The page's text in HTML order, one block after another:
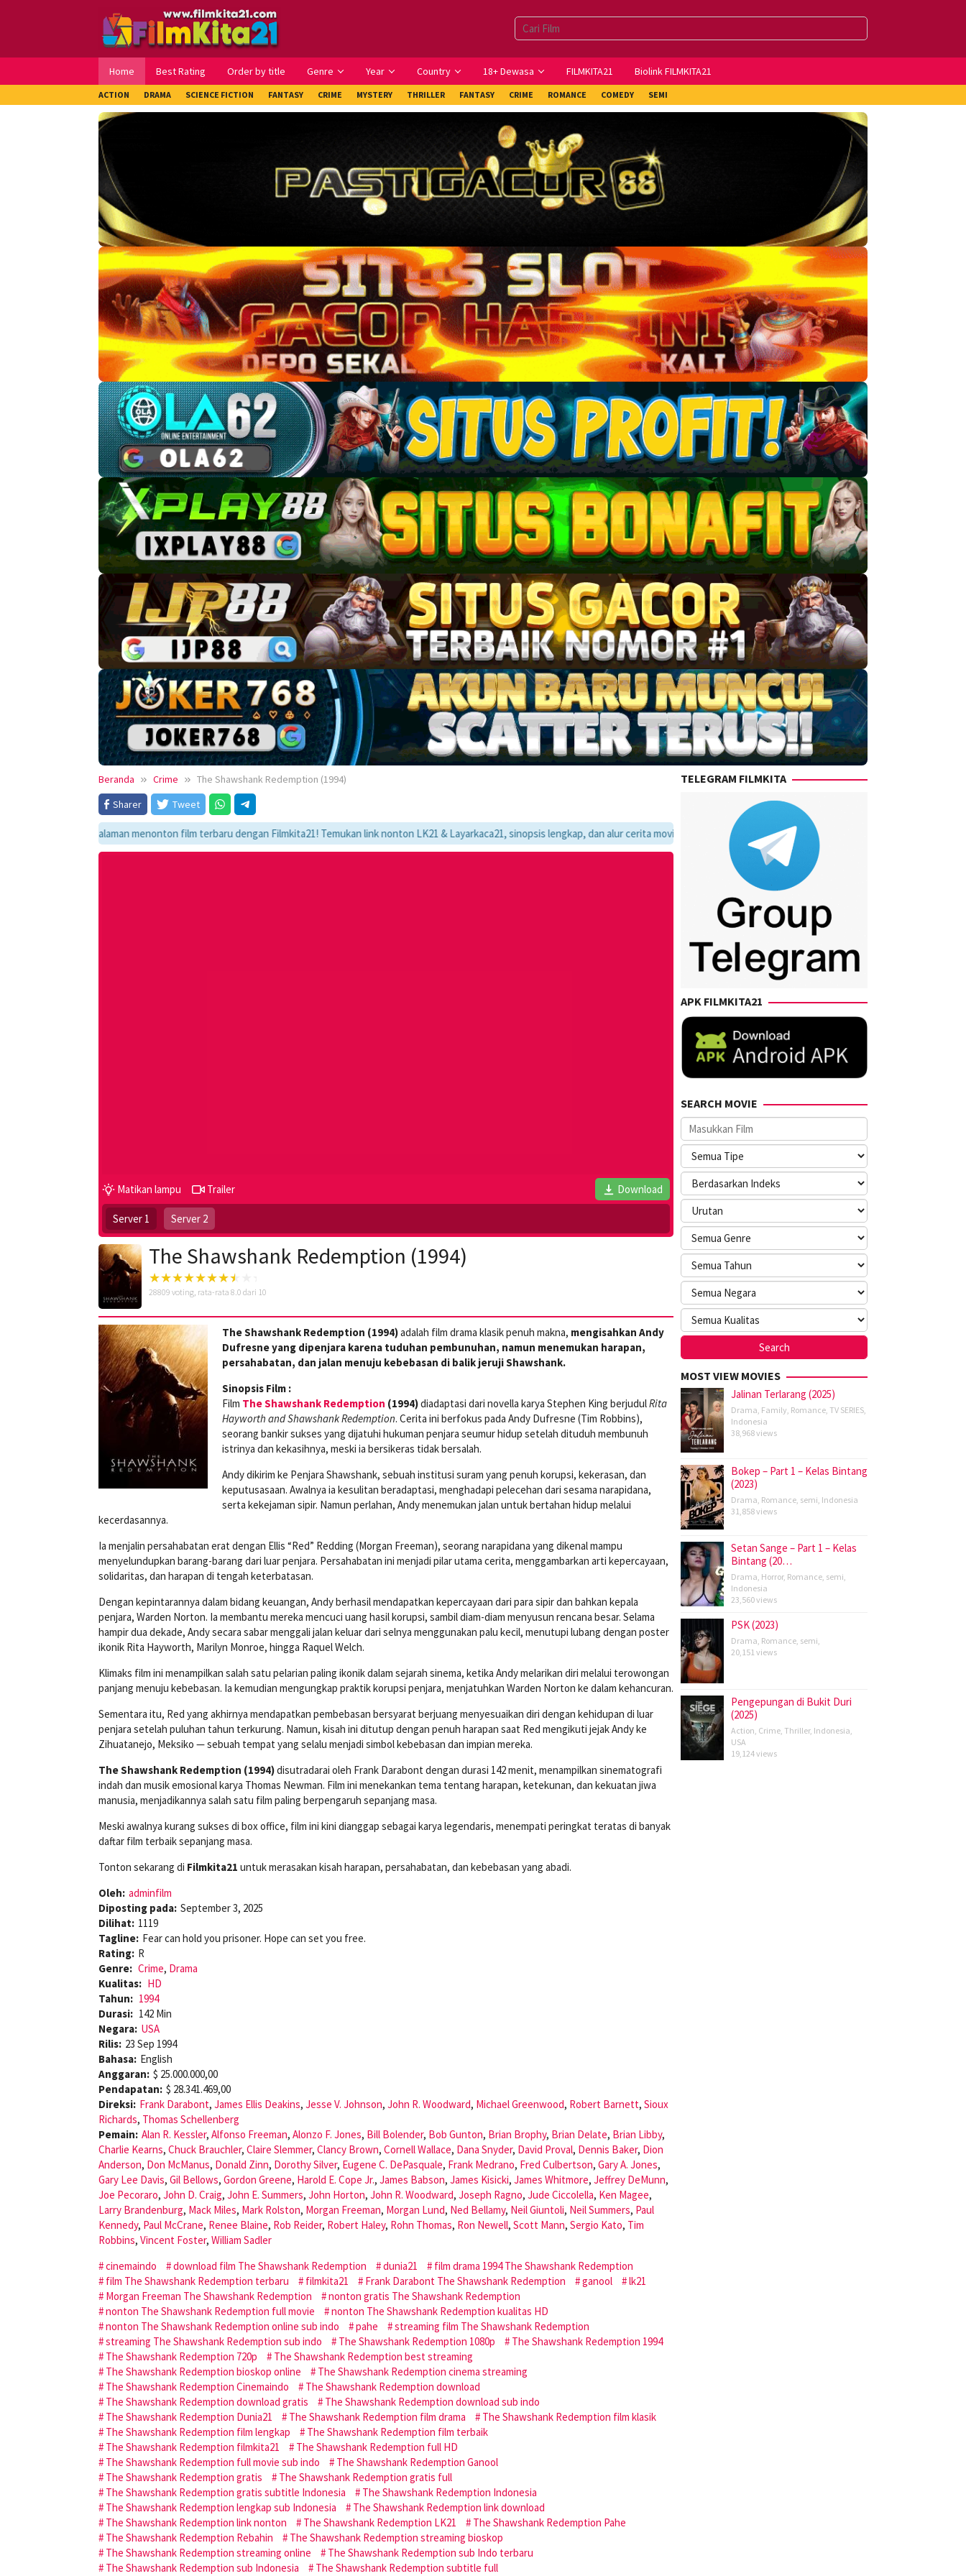
Home Best Rating Order by title Genre Year Country 18+ Dewasa FILMKITA21 Biolink FILMKITA21
ACTION DRAMA SCIENCE FICTION FANTASY CRIME MYSTERY THRILLER FANTASY CRIME ROMANCE COMEDY SEMI
Beranda Crime
The Shawshank Redemption (1994)
Sharer
Tweet
pengalaman menonton film terbaru dengan Filmkita21! Temukan link nonton LK21 & Layarkaca21, sinopsis lengkap, dan alur cerita movie favoritmu dalam satu tempat yang praktis dan update setiap hari.
Matikan lampu Trailer Download
Server 1 Server 2
The Shawshank Redemption (1994)
28809 voting, rata-rata 8.0 dari 10
The Shawshank Redemption (1994)adalah film drama klasik penuh makna, mengisahkan Andy
Dufresne yang dipenjara karena tuduhan pembunuhan, namun menemukan harapan,
persahabatan, dan jalan menuju kebebasan di balik jeruji Shawshank.
Sinopsis Film :
Film The Shawshank Redemption (1994)diadaptasi dari novella karya Stephen King berjudulRita
Hayworth and Shawshank Redemption. Cerita ini berfokus pada Andy Dufresne (Tim Robbins),
seorang bankir sukses yang dijatuhi hukuman penjara seumur hidup setelah dituduh membunuh
istrinya dan kekasihnya, meski ia bersikeras tidak bersalah.
Andy dikirim ke Penjara Shawshank, sebuah institusi suram yang penuh korupsi, kekerasan, dan
keputusasaan. Awalnya ia kesulitan beradaptasi, menghadapi pelecehan dari sesama narapidana,
serta kekejaman sipir. Namun perlahan, Andy menemukan jalan untuk bertahan hidup melalui
kecerdasannya.
Ia menjalin persahabatan erat dengan Ellis “Red” Redding (Morgan Freeman), seorang narapidana yang dikenal mampu
menyelundupkan barang-barang dari luar penjara. Persahabatan ini menjadi pilar utama cerita, menggambarkan arti kepercayaan,
solidaritas, dan harapan di tengah keterbatasan.
Dengan kepintarannya dalam bidang keuangan, Andy berhasil mendapatkan kepercayaan dari para sipir dan bahkan kepala
penjara, Warden Norton. Ia membantu mereka mencuci uang hasil korupsi, sambil diam-diam menyusun rencana besar. Selama
hampir dua dekade, Andy secara sabar menggali jalan keluar dari selnya menggunakan palu kecil, menutupi lubang dengan poster
ikonik Rita Hayworth, Marilyn Monroe, hingga Raquel Welch.
Klimaks film ini menampilkan salah satu pelarian paling ikonik dalam sejarah sinema, ketika Andy melarikan diri melalui terowongan
panjang menuju kebebasan. Ia kemudian mengungkap praktik korupsi penjara, menjatuhkan Warden Norton ke dalam kehancuran.
Sementara itu, Red yang akhirnya mendapatkan pembebasan bersyarat berjuang menyesuaikan diri dengan kehidupan di luar
penjara setelah puluhan tahun terkurung. Namun, kisah ini ditutup dengan penuh harapan saat Red mengikuti jejak Andy ke
Zihuatanejo, Meksiko — sebuah tempat yang selalu menjadi simbol kebebasan dan impian mereka.
The Shawshank Redemption (1994)disutradarai oleh Frank Darabont dengan durasi 142 menit, menampilkan sinematografi
indah dan musik emosional karya Thomas Newman. Film ini menekankan tema tentang harapan, ketekunan, dan kekuatan jiwa
manusia, menjadikannya salah satu film paling berpengaruh sepanjang masa.
Meski awalnya kurang sukses di box office, film ini kini dianggap sebagai karya legendaris, menempati peringkat teratas di banyak
daftar film terbaik sepanjang masa.
Tonton sekarang di Filmkita21 untuk merasakan kisah harapan, persahabatan, dan kebebasan yang abadi.
Oleh: adminfilm
Diposting pada: September 3, 2025
Dilihat: 1119
Tagline: Fear can hold you prisoner. Hope can set you free.
Rating: R
Genre: Crime, Drama
Kualitas: HD
Tahun: 1994
Durasi: 142 Min
Negara: USA
Rilis: 23 Sep 1994
Bahasa: English
Anggaran: $ 25.000.000,00
Pendapatan: $ 28.341.469,00
Direksi: Frank Darabont, James Ellis Deakins, Jesse V. Johnson, John R. Woodward, Michael Greenwood, Robert Barnett, Sioux
Richards, Thomas Schellenberg
Pemain: Alan R. Kessler, Alfonso Freeman, Alonzo F. Jones, Bill Bolender, Bob Gunton, Brian Brophy, Brian Delate, Brian Libby,
Charlie Kearns, Chuck Brauchler, Claire Slemmer, Clancy Brown, Cornell Wallace, Dana Snyder, David Proval, Dennis Baker, Dion
Anderson, Don McManus, Donald Zinn, Dorothy Silver, Eugene C. DePasquale, Frank Medrano, Fred Culbertson, Gary A. Jones,
Gary Lee Davis, Gil Bellows, Gordon Greene, Harold E. Cope Jr., James Babson, James Kisicki, James Whitmore, Jeffrey DeMunn,
Joe Pecoraro, John D. Craig, John E. Summers, John Horton, John R. Woodward, Joseph Ragno, Jude Ciccolella, Ken Magee,
Larry Brandenburg, Mack Miles, Mark Rolston, Morgan Freeman, Morgan Lund, Ned Bellamy, Neil Giuntoli, Neil Summers, Paul
Kennedy, Paul McCrane, Renee Blaine, Rob Reider, Robert Haley, Rohn Thomas, Ron Newell, Scott Mann, Sergio Kato, Tim
Robbins, Vincent Foster, William Sadler
cinemaindo
download film The Shawshank Redemption dunia21
film drama 1994 The Shawshank Redemption
film The Shawshank Redemption terbaru
filmkita21 Frank Darabont The Shawshank Redemption ganool
lk21
Morgan Freeman The Shawshank Redemption
nonton gratis The Shawshank Redemption
nonton The Shawshank Redemption full movie
nonton The Shawshank Redemption kualitas HD
nonton The Shawshank Redemption online sub indo
pahe
streaming film The Shawshank Redemption
streaming The Shawshank Redemption sub indo
The Shawshank Redemption 1080p
The Shawshank Redemption 1994
The Shawshank Redemption 720p
The Shawshank Redemption best streaming
The Shawshank Redemption bioskop online
The Shawshank Redemption cinema streaming
The Shawshank Redemption Cinemaindo
The Shawshank Redemption download
The Shawshank Redemption download gratis
The Shawshank Redemption download sub indo
The Shawshank Redemption Dunia21
The Shawshank Redemption film drama
The Shawshank Redemption film klasik
The Shawshank Redemption film lengkap
The Shawshank Redemption film terbaik
The Shawshank Redemption filmkita21
The Shawshank Redemption full HD
The Shawshank Redemption full movie sub indo
The Shawshank Redemption Ganool
The Shawshank Redemption gratis
The Shawshank Redemption gratis full
The Shawshank Redemption gratis subtitle Indonesia
The Shawshank Redemption Indonesia
The Shawshank Redemption lengkap sub Indonesia
The Shawshank Redemption link download
The Shawshank Redemption link nonton
The Shawshank Redemption LK21
The Shawshank Redemption Pahe
The Shawshank Redemption Rebahin
The Shawshank Redemption streaming bioskop
The Shawshank Redemption streaming online
The Shawshank Redemption sub Indo terbaru
The Shawshank Redemption sub Indonesia
The Shawshank Redemption subtitle full
TELEGRAM FILMKITA
APK FILMKITA21
SEARCH MOVIE
MOST VIEW MOVIES
Jalinan Terlarang (2025)
Drama, Family, Romance, TV SERIES,
Indonesia
38,968 views
Bokep – Part 1 – Kelas Bintang
(2023)
Drama, Romance, semi, Indonesia
31,858 views
Setan Sange – Part 1 – Kelas
Bintang (20…
Drama, Horror, Romance, semi,
Indonesia
23,560 views
PSK (2023)
Drama, Romance, semi,
20,151 views
Pengepungan di Bukit Duri
(2025)
Action, Crime, Thriller, Indonesia,
USA
19,124 views